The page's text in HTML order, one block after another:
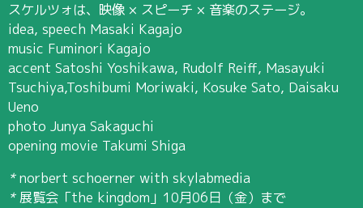
スケルツォは、映像 × スピーチ × 音楽のステージ。
idea, speech Masaki Kagajo
music Fuminori Kagajo
accent Satoshi Yoshikawa, Rudolf Reiff, Masayuki
Tsuchiya,Toshibumi Moriwaki, Kosuke Sato, Daisaku
Ueno
photo Junya Sakaguchi
opening movie Takumi Shiga
*norbert schoerner with skylabmedia
*展覧会「the kingdom」10月06日（金）まで